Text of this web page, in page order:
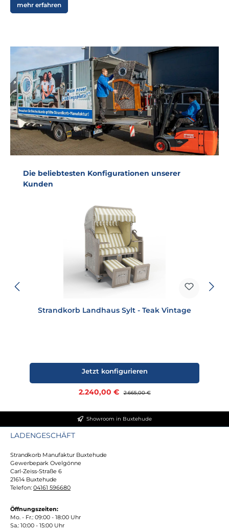
mehr erfahren
Produktgalerie überspringen
Die beliebtesten Konfigurationen unserer
Kunden
Strandkorb Landhaus Sylt - Teak Vintage
Verkaufspreis:
2.240,00 € Regulärer Preis:
2.665,00 €
Jetzt konfigurieren
Showroom in Buxtehude
LADENGESCHÄFT
Strandkorb Manufaktur Buxtehude
Gewerbepark Ovelgönne
Carl-Zeiss-Straße 6
21614 Buxtehude
Telefon: 04161 596680
Öffnungszeiten:
Mo. - Fr.: 09:00 - 18:00 Uhr
Sa.: 10:00 - 15:00 Uhr